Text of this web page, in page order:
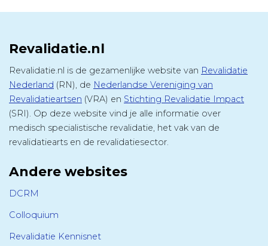
Revalidatie.nl
Revalidatie.nl is de gezamenlijke website van Revalidatie
Nederland (RN), de Nederlandse Vereniging van
Revalidatieartsen (VRA) en Stichting Revalidatie Impact
(SRI). Op deze website vind je alle informatie over
medisch specialistische revalidatie, het vak van de
revalidatiearts en de revalidatiesector.
Andere websites
DCRM
Colloquium
Revalidatie Kennisnet